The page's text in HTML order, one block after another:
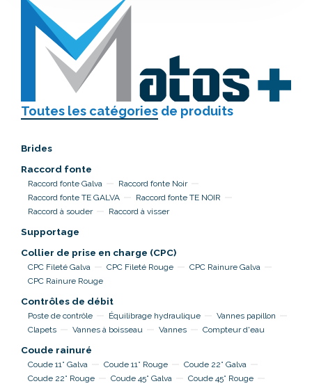
Toutes les catégories de produits
Brides
Raccord fonte
Raccord fonte Galva
Raccord fonte Noir
Raccord fonte TE GALVA
Raccord fonte TE NOIR
Raccord à souder
Raccord à visser
Supportage
Collier de prise en charge (CPC)
CPC Fileté Galva CPC Fileté Rouge
CPC Rainure Galva
CPC Rainure Rouge
Contrôles de débit
Poste de contrôle Équilibrage hydraulique
Vannes papillon
Clapets
Vannes à boisseau Vannes Compteur d'eau
Coude rainuré
Coude 11° Galva Coude 11° Rouge
Coude 22° Galva
Coude 22° Rouge
Coude 45° Galva
Coude 45° Rouge